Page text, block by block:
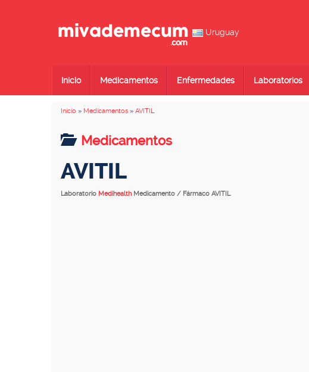
Uruguay
Inicio Medicamentos Enfermedades Laboratorios
Inicio » Medicamentos » AVITIL
Medicamentos
AVITIL
Laboratorio Medihealth Medicamento / Fármaco AVITIL